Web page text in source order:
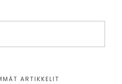
ARTIKKELIT